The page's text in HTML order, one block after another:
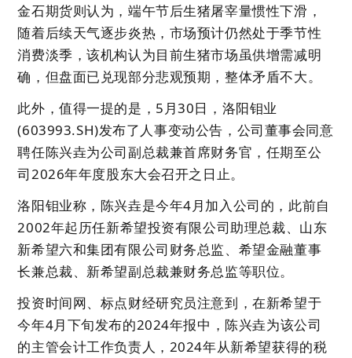
金石期货则认为，端午节后生猪屠宰量惯性下滑，
随着后续天气逐步炎热，市场预计仍然处于季节性
消费淡季，该机构认为目前生猪市场虽供增需减明
确，但盘面已兑现部分悲观预期，整体矛盾不大。
此外，值得一提的是，5月30日， 洛阳钼业
(603993.SH)发布了人事变动公告，公司董事会同意
聘任陈兴垚为公司副总裁兼首席财务官，任期至公
司2026年年度股东大会召开之日止。
洛阳钼业称，陈兴垚是今年4月加入公司的，此前自
2002年起历任新希望投资有限公司助理总裁、山东
新希望六和集团有限公司财务总监、希望金融董事
长兼总裁、新希望副总裁兼财务总监等职位。
投资时间网、 标点财经研究员注意到，在新希望于
今年4月下旬发布的2024年报中，陈兴垚为该公司
的主管会计工作负责人，2024年从新希望获得的税